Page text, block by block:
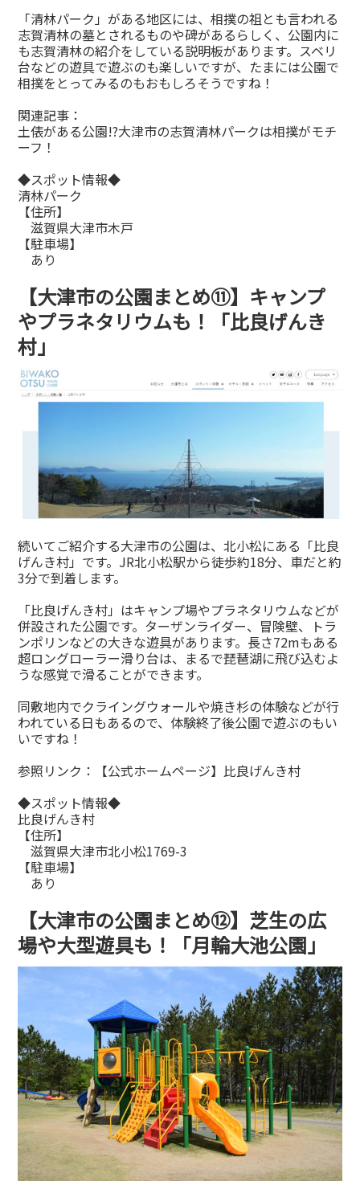
「清林パーク」がある地区には、相撲の祖とも言われる
志賀清林の墓とされるものや碑があるらしく、公園内に
も志賀清林の紹介をしている説明板があります。スベリ
台などの遊具で遊ぶのも楽しいですが、たまには公園で
相撲をとってみるのもおもしろそうですね！
関連記事：
土俵がある公園!?大津市の志賀清林パークは相撲がモチ
ーフ！
◆スポット情報◆
清林パーク
【住所】
滋賀県大津市木戸
【駐車場】
あり
【大津市の公園まとめ⑪】キャンプ
やプラネタリウムも！「比良げんき
村」
続いてご紹介する大津市の公園は、北小松にある「比良
げんき村」です。JR北小松駅から徒歩約18分、車だと約
3分で到着します。
「比良げんき村」はキャンプ場やプラネタリウムなどが
併設された公園です。ターザンライダー、冒険壁、トラ
ンポリンなどの大きな遊具があります。長さ72mもある
超ロングローラー滑り台は、まるで琵琶湖に飛び込むよ
うな感覚で滑ることができます。
同敷地内でクライングウォールや焼き杉の体験などが行
われている日もあるので、体験終了後公園で遊ぶのもい
いですね！
参照リンク：
【公式ホームページ】比良げんき村
◆スポット情報◆
比良げんき村
【住所】
滋賀県大津市北小松1769-3
【駐車場】
あり
【大津市の公園まとめ⑫】芝生の広
場や大型遊具も！「月輪大池公園」